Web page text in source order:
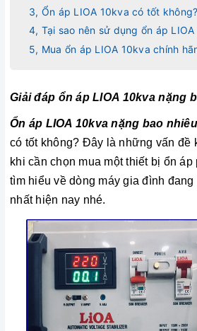
3, Ổn áp LIOA 10kva có tốt không?
4, Tại sao nên sử dụng ổn áp LIOA
5, Mua ổn áp LIOA 10kva chính
Giải đáp ổn áp LIOA 10kva nặng
Ổn áp LIOA 10kva nặng bao
có tốt không? Đây là những vấn đề
khi cần chọn mua một thiết bị ổn
tìm hiểu về dòng máy gia đình
nhất hiện nay nhé.